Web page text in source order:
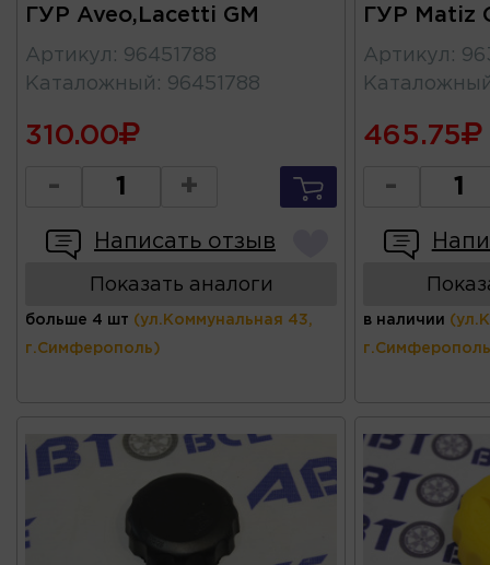
ГУР Aveo,Lacetti GM
Артикул : 96451788
Каталожный : 96451788
310.00
- +
Написать отзыв
Показать аналоги
больше 4 шт (ул.Коммунальная 43,
г.Симферополь)
ГУР Matiz
Артикул :
465.75
-
в наличии